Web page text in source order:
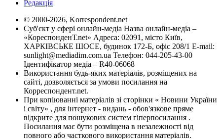
Редакція
© 2000-2026, Korrespondent.net
Суб'єкт у сфері онлайн-медіа Назва онлайн-медіа –
«КореспонденТ.net» Адреса: 02091, місто Київ,
ХАРКІВСЬКЕ ШОСЕ, будинок 172-Б, офіс 208/1 E-mail:
sunlight@mediadim.com.ua Телефон: 044-205-43-00
Ідентифікатор медіа – R40-06068
Використання будь-яких матеріалів, розміщених на
сайті, дозволяється за умови посилання на
Корреспондент.net.
При копіюванні матеріалів зі сторінки « Новини України
і світу» , для інтернет - видань - обов'язкове пряме
відкрите для пошукових систем гіперпосилання .
Посилання має бути розміщена в незалежності від
повного або часткового використання матеріалів.